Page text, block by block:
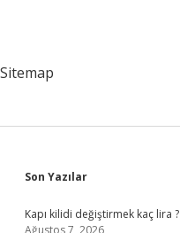
Sitemap
Sidebar
Son Yazılar
Kapı kilidi değiştirmek kaç lira ?
Ağustos 7, 2026